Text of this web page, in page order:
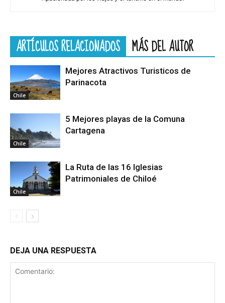
ARTÍCULOS RELACIONADOS MÁS DEL AUTOR
Chile
Mejores Atractivos Turisticos de
Parinacota
Chile
5 Mejores playas de la Comuna
Cartagena
Chile
La Ruta de las 16 Iglesias
Patrimoniales de Chiloé
DEJA UNA RESPUESTA